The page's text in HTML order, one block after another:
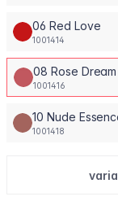
06 Red Love
1001414
08 Rose Dream
1001416
10 Nude
1001418